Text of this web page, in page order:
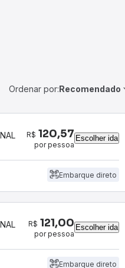
Ordenar por:Recomendado
R$ 120,57
por pessoa
Escolher ida
Embarque direto
R$ 121,00
por pessoa
Escolher ida
Embarque direto